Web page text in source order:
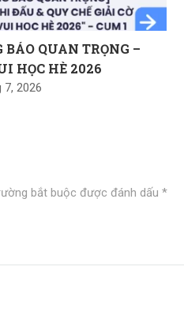
BÁO QUAN TRỌNG –
HỌC HÈ 2026
7, 2026
bắt buộc được đánh dấu *